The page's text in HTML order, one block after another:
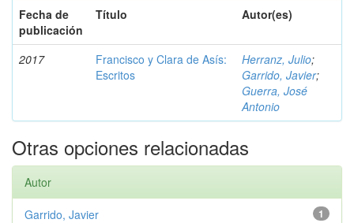
Fecha de
publicación
Título Autor(es)
2017
Francisco y Clara de Asís:
Escritos
Herranz, Julio;
Garrido, Javier;
Guerra, José
Antonio
Otras opciones relacionadas
Autor
1
Garrido, Javier